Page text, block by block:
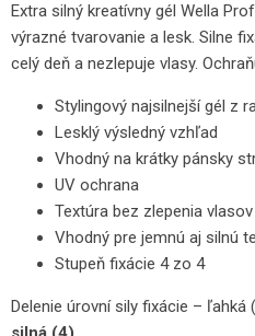
Extra silný kreatívny gél Wella
výrazné tvarovanie a lesk. Silne
celý deň a nezlepuje vlasy.
Stylingový najsilnejší gél z
Lesklý výsledný vzhľad
Vhodný na krátky pánsky
UV ochrana
Textúra bez zlepenia vlasov
Vhodný pre jemnú aj silnú
Stupeň fixácie 4 zo 4
Delenie úrovní sily fixácie – ľahká